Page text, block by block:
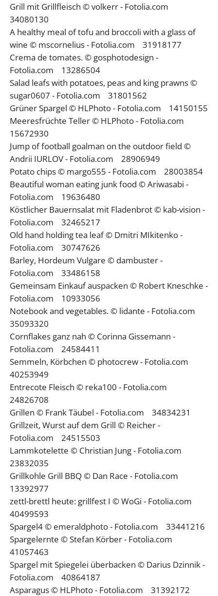
Grill mit Grillfleisch © volkerr - Fotolia.com
34080130
A healthy meal of tofu and broccoli with a glass of
wine © mscornelius - Fotolia.com 31918177
Crema de tomates. © gosphotodesign -
Fotolia.com 13286504
Salad leafs with potatoes, peas and king prawns ©
sugar0607 - Fotolia.com 31801562
Grüner Spargel © HLPhoto - Fotolia.com 14150155
Meeresfrüchte Teller © HLPhoto - Fotolia.com
15672930
Jump of football goalman on the outdoor field ©
Andrii IURLOV - Fotolia.com 28906949
Potato chips © margo555 - Fotolia.com 28003854
Beautiful woman eating junk food © Ariwasabi -
Fotolia.com 19636480
Köstlicher Bauernsalat mit Fladenbrot © kab-vision -
Fotolia.com 32465217
Old hand holding tea leaf © Dmitri MIkitenko -
Fotolia.com 30747626
Barley, Hordeum Vulgare © dambuster -
Fotolia.com 33486158
Gemeinsam Einkauf auspacken © Robert Kneschke -
Fotolia.com 10933056
Notebook and vegetables. © lidante - Fotolia.com
35093320
Cornflakes ganz nah © Corinna Gissemann -
Fotolia.com 24584411
Semmeln, Körbchen © photocrew - Fotolia.com
40253949
Entrecote Fleisch © reka100 - Fotolia.com
24826708
Grillen © Frank Täubel - Fotolia.com 34834231
Grillzeit, Wurst auf dem Grill © Reicher -
Fotolia.com 24515503
Lammkotelette © Christian Jung - Fotolia.com
23832035
Grillkohle Grill BBQ © Dan Race - Fotolia.com
13392977
zettl-brettl heute: grillfest I © WoGi - Fotolia.com
40499593
Spargel4 © emeraldphoto - Fotolia.com 33441216
Spargelernte © Stefan Körber - Fotolia.com
41057463
Spargel mit Spiegelei überbacken © Darius Dzinnik -
Fotolia.com 40864187
Asparagus © HLPhoto - Fotolia.com 31392172